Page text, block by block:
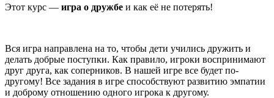
Этот курс — игра о дружбе и как её не потерять!
Вся игра направлена на то, чтобы дети учились дружить и
делать добрые поступки. Как правило, игроки воспринимают
друг друга, как соперников. В нашей игре все будет по-
другому! Все задания в игре способствуют развитию эмпатии
и доброму отношению одного игрока к другому.